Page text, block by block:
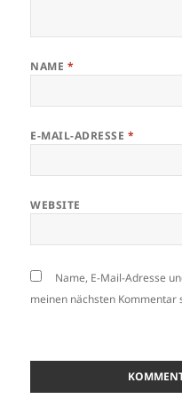
NAME *
E-MAIL-ADRESSE *
WEBSITE
Name, E-Mail-Adresse
meinen nächsten Kommentar